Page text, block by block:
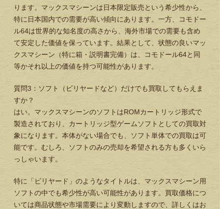
ります。マックスマシーンは日本限定販売という希少性から、
特に日本国内での需要が高い傾向にあります。一方、コモドー
ル64は世界的な知名度の高さから、海外市場での需要も含め
て安定した価値を保っています。結果として、状態の良いマッ
クスマシーン（特に箱・説明書完備）は、コモドール64と同
等かそれ以上の価値を持つ可能性があります。
質問3：ソフト（ビリヤードなど）だけでも買取してもらえま
すか？
はい。マックスマシーンのソフトはROMカートリッジ形式で
製造されており、カートリッジ型ゲームソフトとしての買取対
象になります。本体がない場合でも、ソフト単体での買取は可
能です。むしろ、ソフトのみの売却を希望される方も多くいら
っしゃいます。
特に「ビリヤード」のようなタイトルは、マックスマシーン用
ソフトの中でも希少性が高い可能性があります。買取価格につ
いては商品状態や市場需要により変動しますので、詳しくはお